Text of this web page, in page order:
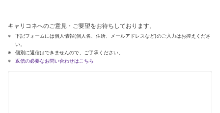
キャリコネへのご意見・ご要望をお待ちしております。
下記フォームには個人情報(個人名、住所、メールアドレスなど)のご入力はお控えくださ
い。
個別に返信はできませんので、ご了承ください。
返信の必要なお問い合わせはこちら